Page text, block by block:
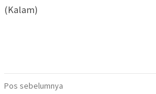
(Kalam)
Navigasi
Pos sebelumnya